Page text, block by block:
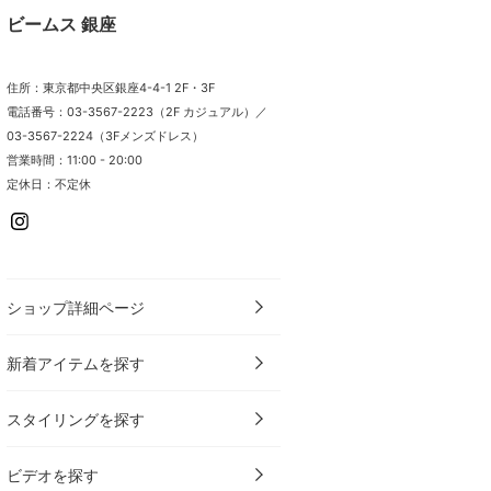
ビームス 銀座
住所：東京都中央区銀座4-4-1 2F・3F
電話番号：03-3567-2223（2F カジュアル）／
03-3567-2224（3Fメンズドレス）
営業時間：11:00 - 20:00
定休日：不定休
ショップ詳細ページ
新着アイテムを探す
スタイリングを探す
ビデオを探す